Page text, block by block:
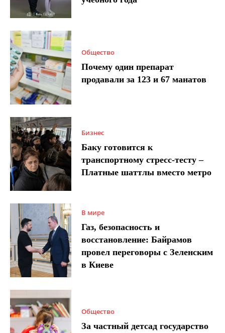
Общество
Почему один препарат
продавали за 123 и 67 манатов
Бизнес
Баку готовится к
транспортному стресс-тесту –
Платные шаттлы вместо метро
В мире
Газ, безопасность и
восстановление: Байрамов
провел переговоры с Зеленским
в Киеве
Общество
За частный детсад государство